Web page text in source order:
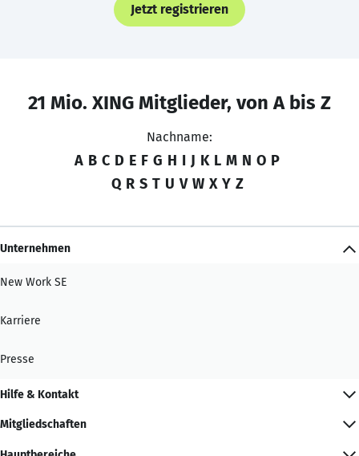
Jetzt registrieren
21 Mio. XING Mitglieder, von A bis Z
Nachname:
A B C D E F G H I J K L M N O P
Q R S T U V W X Y Z
Unternehmen
New Work SE
Karriere
Presse
Hilfe & Kontakt
Mitgliedschaften